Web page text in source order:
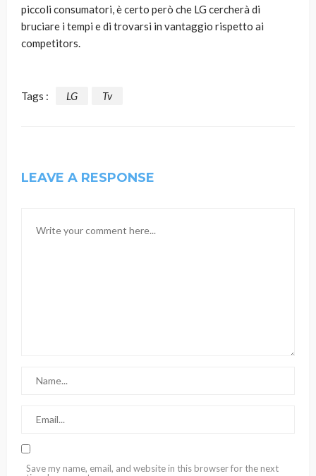
piccoli consumatori, è certo però che LG cercherà di
bruciare i tempi e di trovarsi in vantaggio rispetto ai
competitors.
Tags : LG Tv
LEAVE A RESPONSE
Save my name, email, and website in this browser for the next